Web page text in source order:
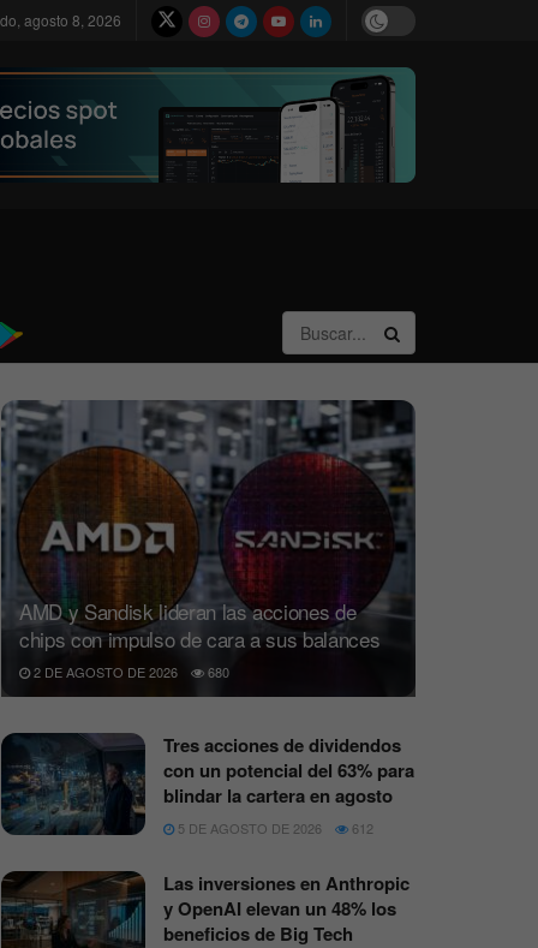
agosto 8, 2026
AMD y Sandisk lideran las acciones de
chips con impulso de cara a sus balances
2 DE AGOSTO DE 2026 680
Tres acciones de dividendos
con un potencial del 63% para
blindar la cartera en agosto
5 DE AGOSTO DE 2026 612
Las inversiones en Anthropic
y OpenAI elevan un 48% los
beneficios de Big Tech